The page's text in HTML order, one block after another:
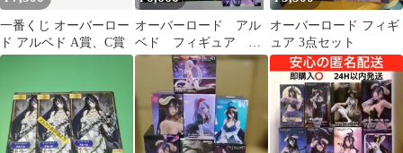
一番くじ オーバーロー
ド アルベド A賞、C賞
オーバーロード アル
ベド フィギュア ３
種類６個
オーバーロード フィギ
ュア 3点セット